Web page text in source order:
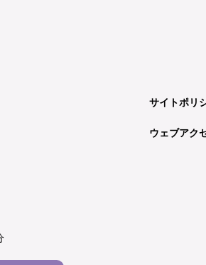
サイトポリ
ウェブアク